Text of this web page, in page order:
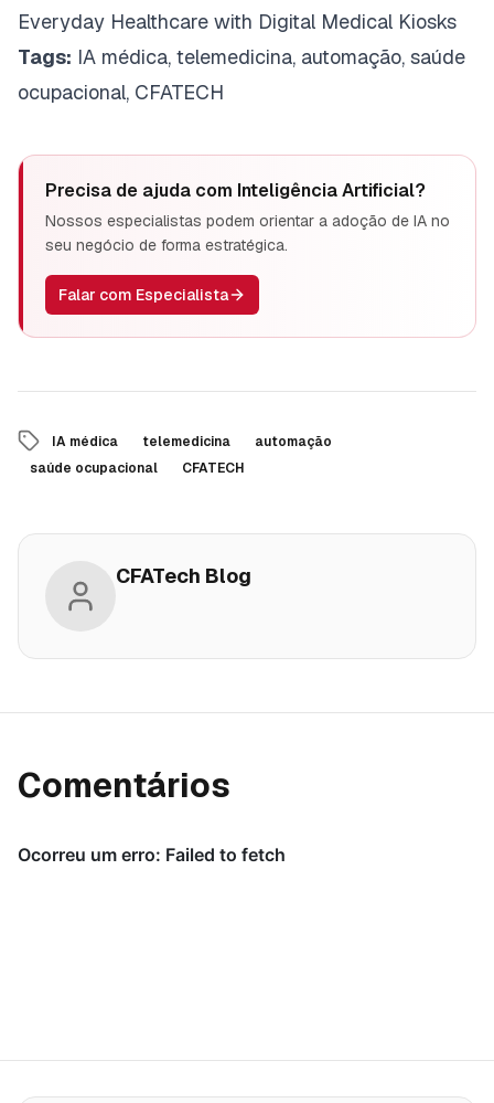
Everyday Healthcare with Digital Medical Kiosks
Tags: IA médica, telemedicina, automação, saúde
ocupacional, CFATECH
Precisa de ajuda com Inteligência Artificial?
Nossos especialistas podem orientar a adoção de IA no
seu negócio de forma estratégica.
Falar com Especialista
IA médica telemedicina
automação
saúde ocupacional
CFATECH
CFATech Blog
Comentários